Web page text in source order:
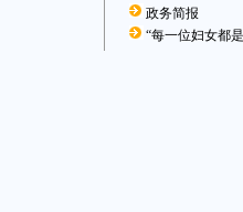
政务简报
“每一位妇女都